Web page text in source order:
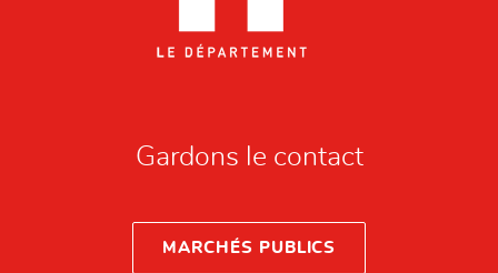
Gardons le contact
MARCHÉS PUBLICS